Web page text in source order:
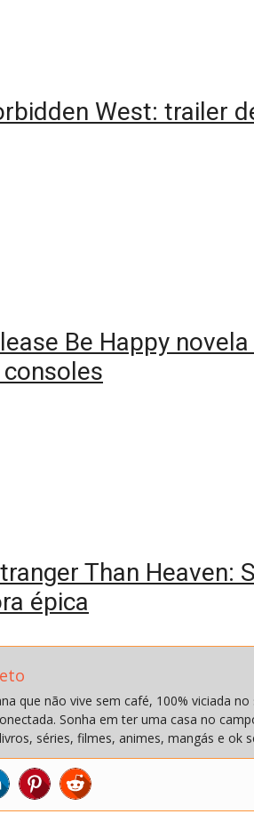
West: trailer
Be Happy
Than Heaven:
épica
que não vive sem café, 100% viciada
Sonha em ter uma casa no
séries, filmes, animes, mangás e ok